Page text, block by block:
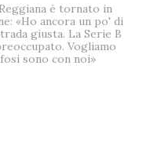
è tornato in
«Ho ancora un po' di
giusta. La Serie B
Vogliamo
sono con noi»